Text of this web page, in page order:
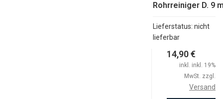
Rohrreiniger D. 9
Lieferstatus: nicht
lieferbar
14,90 €
inkl. inkl. 19%
MwSt. zzgl.
Versand